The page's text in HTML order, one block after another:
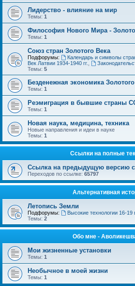
Лидерство - влияние на мир
Темы: 1
Философия Нового Мира -
Темы: 1
Cоюз стран Золотого Века
Подфорумы: Календарь и символы
Век Латвии 1934-1940 гг.
Темы: 5
Безденежная экономика
Темы: 1
Реэмиграция в бывшие страны
Темы: 1
Новая наука, медицина, техника
Новые направления и идеи в науке
Темы: 1
Ссылки на полные
Ссылка на предыдущую версию
Переходов по ссылке: 65797
Альтернативная
Летопись Земли
Подфорумы: Высокие технологии 16-19
Темы: 2
Обо мне -
Мои жизненные установки
Темы: 1
Необычное в моей жизни
Темы: 1